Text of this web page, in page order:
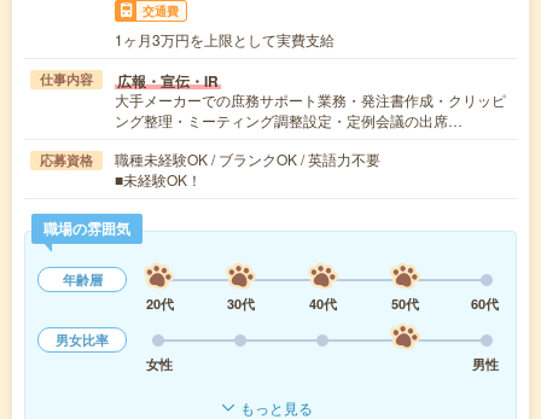
交通費
1ヶ月3万円を上限として実費支給
仕事内容 広報・宣伝・IR
大手メーカーでの庶務サポート業務・発注書作成・クリッピ
ング整理・ミーティング調整設定・定例会議の出席…
応募資格
職種未経験OK / ブランクOK / 英語力不要
■未経験OK！
職場の雰囲気
年齢層
20代
30代 40代 50代
60代
男女比率
女性
男性
もっと見る